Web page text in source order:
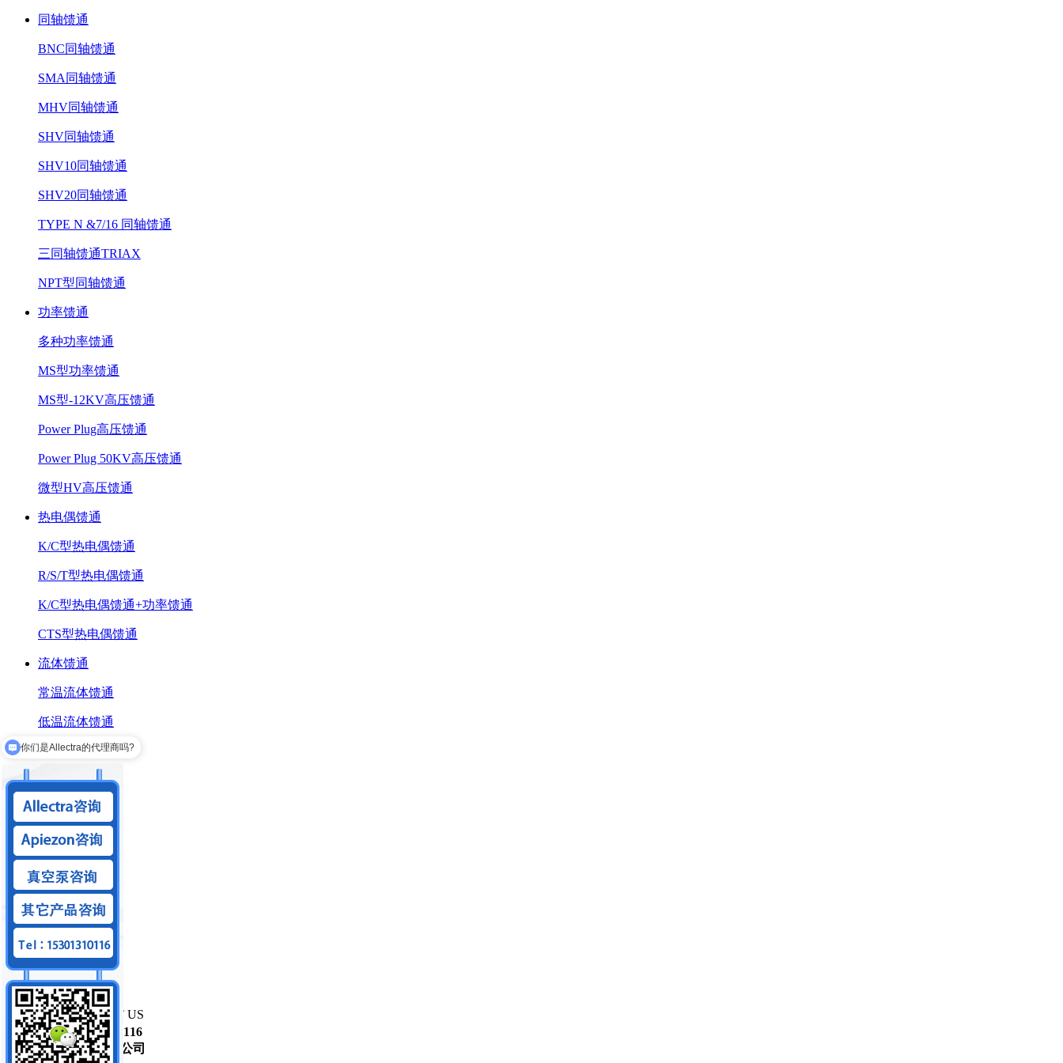
同轴馈通
BNC同轴馈通
SMA同轴馈通
MHV同轴馈通
SHV同轴馈通
SHV10同轴馈通
SHV20同轴馈通
TYPE N &7/16 同轴馈通
三同轴馈通TRIAX
NPT型同轴馈通
功率馈通
多种功率馈通
MS型功率馈通
MS型-12KV高压馈通
Power Plug高压馈通
Power Plug 50KV高压馈通
微型HV高压馈通
热电偶馈通
K/C型热电偶馈通
R/S/T型热电偶馈通
K/C型热电偶馈通+功率馈通
CTS型热电偶馈通
流体馈通
常温流体馈通
低温流体馈通
真空附件
真空插针
真空线缆
真空热缩管
真空拖链
数据传输馈通
RJ45真空馈通
USB真空馈通
HDMI真空馈通
联系我们/ CONTACT US
咨询电话 15301310116
北京麦迪森科技有限公司
你们是Allectra的代理商吗?
你们可以做狭缝系统吗？